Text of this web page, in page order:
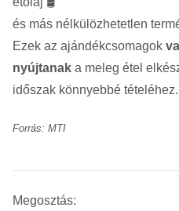
és más nélkülözhetetlen
Ezek az ajándékcsomagok
nyújtanak a meleg étel
időszak könnyebbé tételéhez.
Forrás: MTI
Megosztás: